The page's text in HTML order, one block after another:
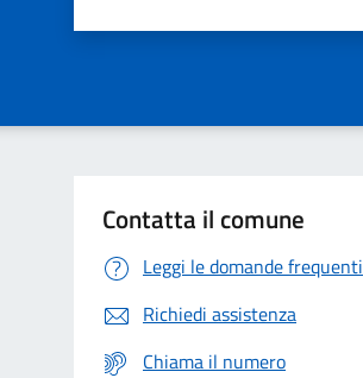
Contatta il comune
Leggi le domande frequenti
Richiedi assistenza
Chiama il numero